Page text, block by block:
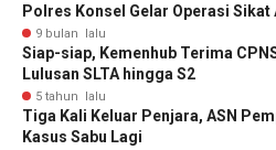
Polres Konsel Gelar Operasi Sikat
9 bulan lalu
Siap-siap, Kemenhub Terima
Lulusan SLTA hingga S2
5 tahun lalu
Tiga Kali Keluar Penjara, ASN
Kasus Sabu Lagi